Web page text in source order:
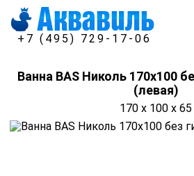
+7 (495) 729-17-06
Ванна BAS Николь 170х100
(левая)
170 x 100 x 65